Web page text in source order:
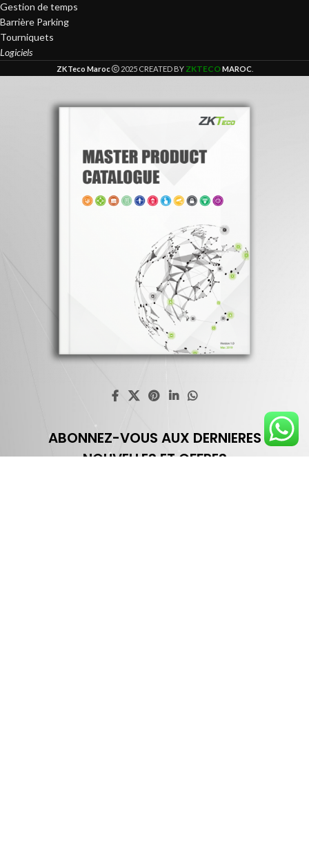
Gestion de temps
Barrière Parking
Tourniquets
Logiciels
ZKTeco Maroc 2025 CREATED BYZKTECOMAROC.
ABONNEZ-VOUS AUX DERNIERES
NOUVELLES ET OFFRES